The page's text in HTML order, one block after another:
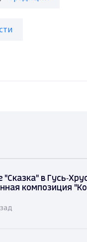
"Сказка" в
композиция